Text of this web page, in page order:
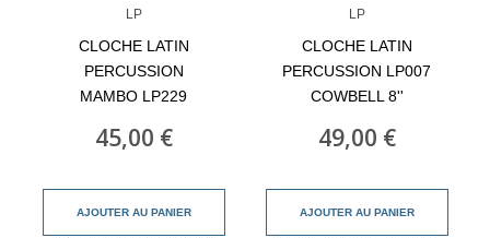
LP
CLOCHE LATIN
PERCUSSION
MAMBO LP229
45,00 €
AJOUTER AU PANIER
LP
CLOCHE LATIN
PERCUSSION LP007
COWBELL 8''
49,00 €
AJOUTER AU PANIER